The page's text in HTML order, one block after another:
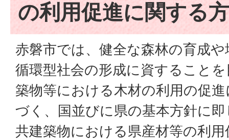
の利用促進に関する
赤磐市では、健全な森林の育成
循環型社会の形成に資すること
築物等における木材の利用の促
づく、国並びに県の基本方針に
共建築物における県産材等の利